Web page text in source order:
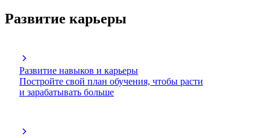
Развитие карьеры
Развитие навыков и карьеры
Постройте свой план обучения, чтобы расти
и зарабатывать больше